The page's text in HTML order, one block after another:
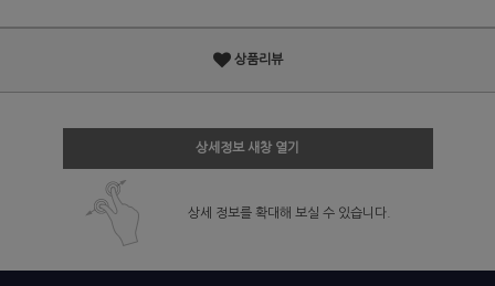
상품리뷰
상세정보 새창 열기
상세 정보를 확대해 보실 수 있습니다.